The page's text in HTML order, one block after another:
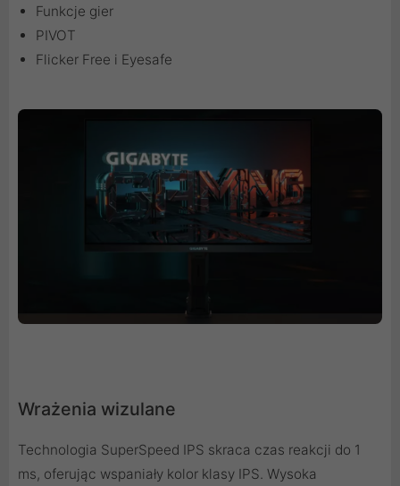
Funkcje gier
PIVOT
Flicker Free i Eyesafe
Wrażenia wizulane
Technologia SuperSpeed ​​IPS skraca czas reakcji do 1
ms, oferując wspaniały kolor klasy IPS. Wysoka